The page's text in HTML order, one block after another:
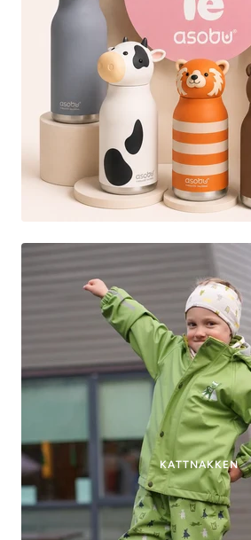
KATTNAKKEN